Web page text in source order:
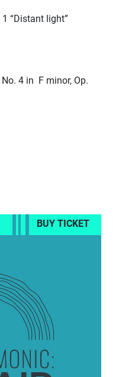
“Distant light”
4 in F minor, Op.
BUY TICKET